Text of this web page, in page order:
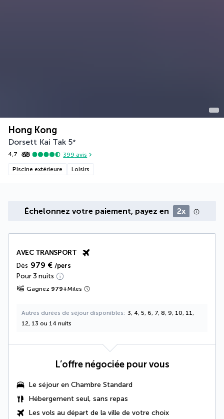
Hong Kong
Dorsett Kai Tak 5*
4,7 399 avis
Piscine extérieure Loisirs
Échelonnez votre paiement, payez en 2x
AVEC TRANSPORT
Dès 979 € /pers
Pour 3 nuits
Gagnez 979+Miles
Autres durées de séjour disponibles
3, 4, 5, 6, 7, 8, 9, 10, 11,
12, 13 ou 14 nuits
L’offre négociée pour vous
Le séjour en Chambre Standard
Hébergement seul, sans repas
Les vols au départ de la ville de votre choix